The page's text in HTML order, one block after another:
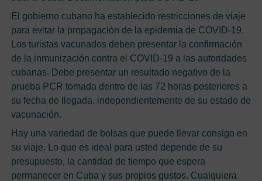
El gobierno cubano ha establecido restricciones de viaje
para evitar la propagación de la epidemia de COVID-19.
Los turistas vacunados deben presentar la confirmación
de la inmunización contra el COVID-19 a las autoridades
cubanas. Debe presentar un resultado negativo de la
prueba PCR tomada dentro de las 72 horas posteriores a
su fecha de llegada, independientemente de su estado de
vacunación.
Hay una variedad de bolsas que puede llevar consigo en
su viaje. Lo que es ideal para usted depende de su
presupuesto, la cantidad de tiempo que espera
permanecer en Cuba y sus propios gustos. Cualquiera